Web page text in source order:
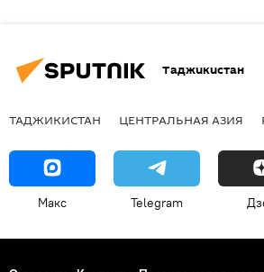
Таджикистан
ТАДЖИКИСТАН ЦЕНТРАЛЬНАЯ АЗИЯ
Макс Telegram